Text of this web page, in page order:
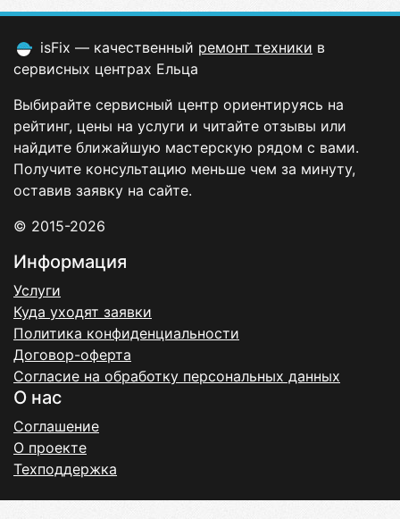
isFix — качественный ремонт техники в
сервисных центрах Ельца
Выбирайте сервисный центр ориентируясь на
рейтинг, цены на услуги и читайте отзывы или
найдите ближайшую мастерскую рядом с вами.
Получите консультацию меньше чем за минуту,
оставив заявку на сайте.
© 2015-2026
Информация
Услуги
Куда уходят заявки
Политика конфиденциальности
Договор-оферта
Согласие на обработку персональных данных
О нас
Соглашение
О проекте
Техподдержка